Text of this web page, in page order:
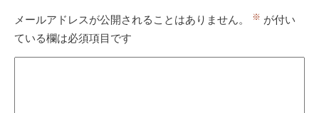
メールアドレスが公開されることはありません。 ※ が付い
ている欄は必須項目です